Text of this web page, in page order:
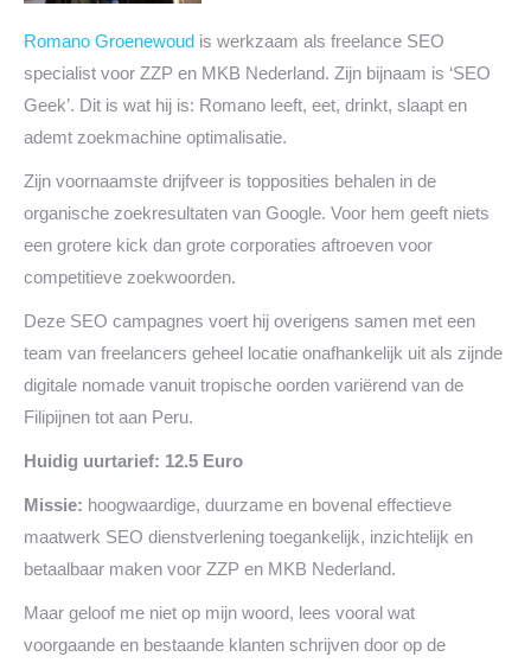
Romano Groenewoud is werkzaam als freelance SEO
specialist voor ZZP en MKB Nederland. Zijn bijnaam is ‘SEO
Geek’. Dit is wat hij is: Romano leeft, eet, drinkt, slaapt en
ademt zoekmachine optimalisatie.
Zijn voornaamste drijfveer is topposities behalen in de
organische zoekresultaten van Google. Voor hem geeft niets
een grotere kick dan grote corporaties aftroeven voor
competitieve zoekwoorden.
Deze SEO campagnes voert hij overigens samen met een
team van freelancers geheel locatie onafhankelijk uit als zijnde
digitale nomade vanuit tropische oorden variërend van de
Filipijnen tot aan Peru.
Huidig uurtarief: 12.5 Euro
Missie: hoogwaardige, duurzame en bovenal effectieve
maatwerk SEO dienstverlening toegankelijk, inzichtelijk en
betaalbaar maken voor ZZP en MKB Nederland.
Maar geloof me niet op mijn woord, lees vooral wat
voorgaande en bestaande klanten schrijven door op de